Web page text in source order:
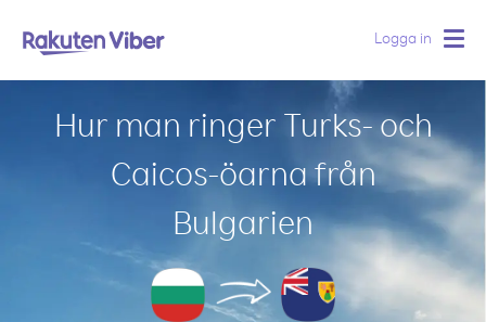
Logga in
Hur man ringer Turks- och
Caicos-öarna från
Bulgarien